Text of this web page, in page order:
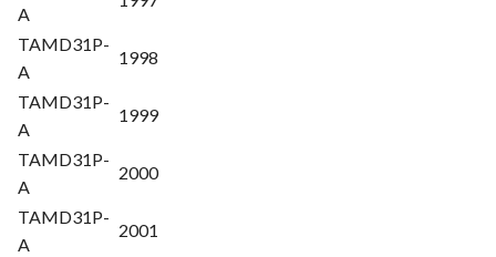
A
TAMD31P-
A
1998
TAMD31P-
A
1999
TAMD31P-
A
2000
TAMD31P-
A
2001